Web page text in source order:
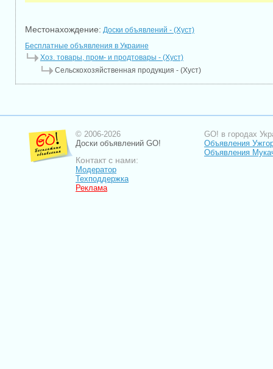
Местонахождение: Доски объявлений - (Хуст)
Бесплатные объявления в Украине
Хоз. товары, пром- и продтовары - (Хуст)
Сельскохозяйственная продукция - (Хуст)
© 2006-2026
Доски объявлений GO!
Контакт с нами:
Модератор
Техподдержка
Реклама
GO! в городах
Объявления
Объявления